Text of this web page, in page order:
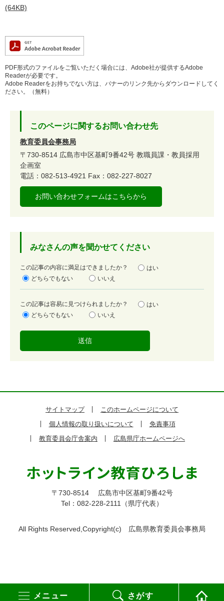
メニュー さがす
(64KB)
PDF形式のファイルをご覧いただく場合には、Adobe社が提供するAdobe
Readerが必要です。
Adobe Readerをお持ちでない方は、バナーのリンク先からダウンロードしてく
ださい。（無料）
このページに関するお問い合わせ先
教育委員会事務局
〒730-8514 広島市中区基町9番42号 教職員課・教員採用
企画室
電話：082-513-4921 Fax：082-227-8027
お問い合わせフォームはこちらから
みなさんの声を聞かせてください
満
足
この記事の内容に満足はできましたか？
はい
どちらでもない
いいえ
容
易
この記事は容易に見つけられましたか？
はい
どちらでもない
いいえ
サイトマップ
このホームページについて
個人情報の取り扱いについて
免責事項
教育委員会庁舎案内
広島県庁ホームページへ
〒730-8514
広島市中区基町9番42号
Tel：082-228-2111（県庁代表）
All Rights Reserved,Copyright(c) 広島県教育委員会事務局